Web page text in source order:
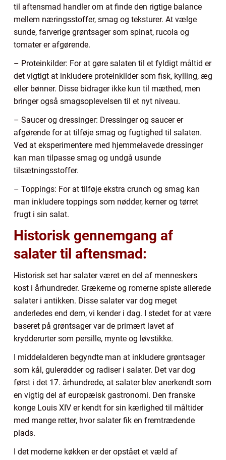
til aftensmad handler om at finde den rigtige balance
mellem næringsstoffer, smag og teksturer. At vælge
sunde, farverige grøntsager som spinat, rucola og
tomater er afgørende.
– Proteinkilder: For at gøre salaten til et fyldigt måltid er
det vigtigt at inkludere proteinkilder som fisk, kylling, æg
eller bønner. Disse bidrager ikke kun til mæthed, men
bringer også smagsoplevelsen til et nyt niveau.
– Saucer og dressinger: Dressinger og saucer er
afgørende for at tilføje smag og fugtighed til salaten.
Ved at eksperimentere med hjemmelavede dressinger
kan man tilpasse smag og undgå usunde
tilsætningsstoffer.
– Toppings: For at tilføje ekstra crunch og smag kan
man inkludere toppings som nødder, kerner og tørret
frugt i sin salat.
Historisk gennemgang af
salater til aftensmad:
Historisk set har salater været en del af menneskers
kost i århundreder. Grækerne og romerne spiste allerede
salater i antikken. Disse salater var dog meget
anderledes end dem, vi kender i dag. I stedet for at være
baseret på grøntsager var de primært lavet af
krydderurter som persille, mynte og løvstikke.
I middelalderen begyndte man at inkludere grøntsager
som kål, gulerødder og radiser i salater. Det var dog
først i det 17. århundrede, at salater blev anerkendt som
en vigtig del af europæisk gastronomi. Den franske
konge Louis XIV er kendt for sin kærlighed til måltider
med mange retter, hvor salater fik en fremtrædende
plads.
I det moderne køkken er der opstået et væld af